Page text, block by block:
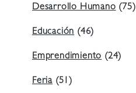
Desarrollo Humano (75)
Educación (46)
Emprendimiento (24)
Feria (51)